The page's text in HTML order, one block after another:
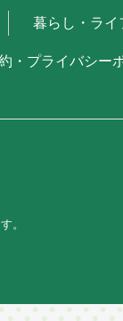
暮らし・ライ
・プライバシー
。